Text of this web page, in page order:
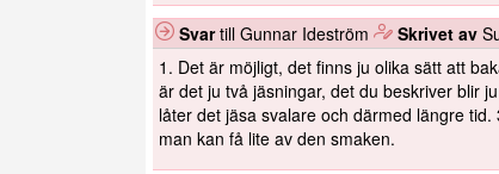
Svartill Gunnar Ideström Skrivet av
1. Det är möjligt, det finns ju olika sätt att
är det ju två jäsningar, det du beskriver blir
låter det jäsa svalare och därmed längre
man kan få lite av den smaken.